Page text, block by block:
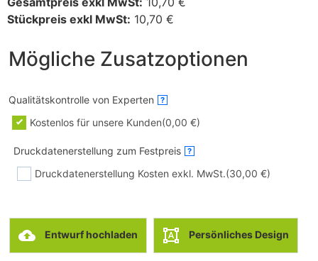
Stückpreis exkl MwSt: 10,70 €
Mögliche Zusatzoptionen
Qualitätskontrolle von Experten ?
Kostenlos für unsere Kunden(0,00 €)
Druckdatenerstellung zum Festpreis ?
Druckdatenerstellung Kosten exkl. MwSt.(30,00 €)
Entwurf hochladen Persönliches Design